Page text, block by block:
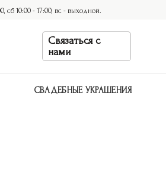
сб 10:00 - 17:00, вс - выходной.
Связаться с
нами
СВАДЕБНЫЕ УКРАШЕНИЯ